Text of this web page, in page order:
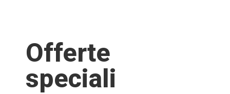
Offerte
speciali